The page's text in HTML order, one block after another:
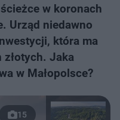
w koronach
Urząd niedawno
która ma
złotych. Jaka
w Małopolsce?
15